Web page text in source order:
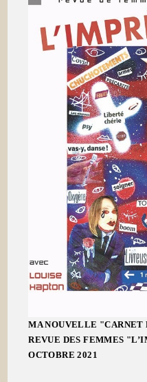
MA NOUVELLE
REVUE DES FEMMES
OCTOBRE 2021